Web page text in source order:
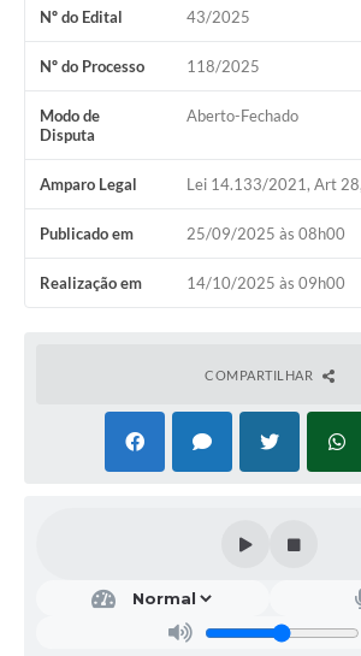
Nº do Edital 43/2025
Nº do Processo 118/2025
Modo de
Disputa
Aberto-Fechado
Amparo Legal Lei 14.133/2021, Art
Publicado em 25/09/2025 às 08h00
Realização em 14/10/2025 às 09h00
COMPARTILHAR